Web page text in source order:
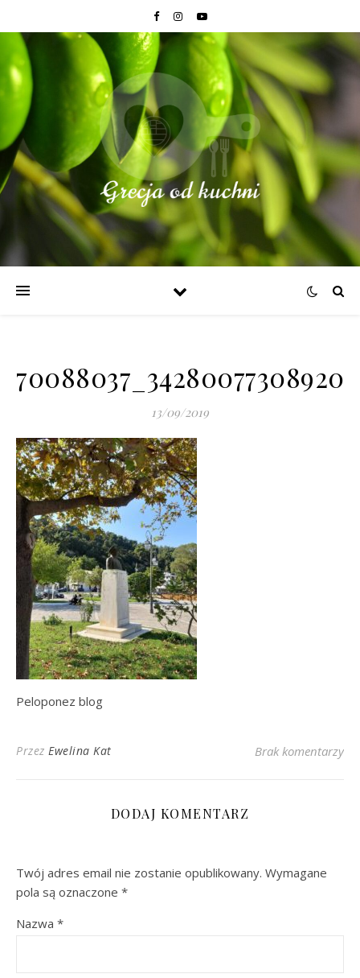
13/09/2019
Peloponez blog
Przez Ewelina Kat Brak komentarzy
DODAJ KOMENTARZ
Twój adres email nie zostanie opublikowany. Wymagane
pola są oznaczone *
Nazwa *